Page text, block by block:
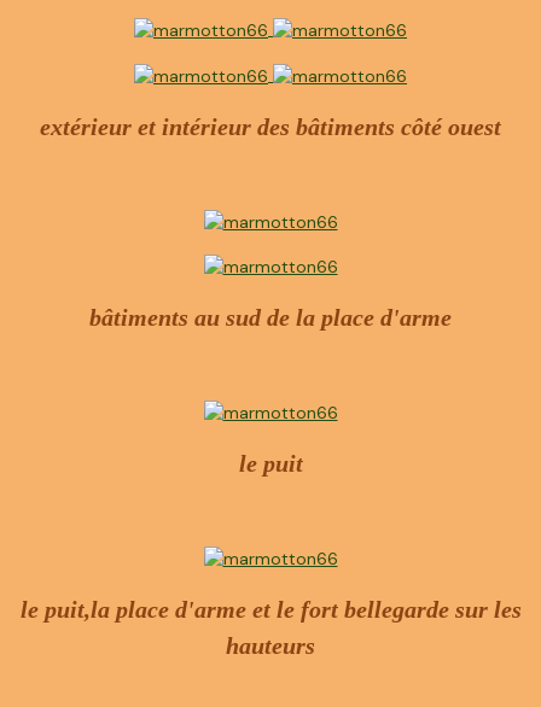
extérieur et intérieur des bâtiments côté ouest
bâtiments au sud de la place d'arme
le puit
le puit,la place d'arme et le fort bellegarde sur les
hauteurs